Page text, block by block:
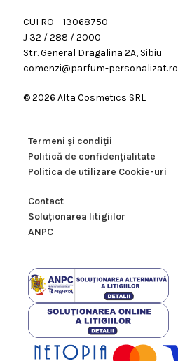
CUI RO – 13068750
J 32 / 288 / 2000
Str. General Dragalina 2A, Sibiu
comenzi@parfum-personalizat.ro
© 2026 Alta Cosmetics SRL
Termeni şi condiţii
Politică de confidenţialitate
Politica de utilizare Cookie-uri
Contact
Soluţionarea litigiilor
ANPC